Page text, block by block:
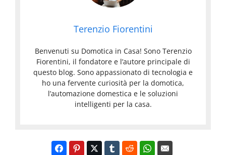
Terenzio Fiorentini
Benvenuti su Domotica in Casa! Sono Terenzio
Fiorentini, il fondatore e l’autore principale di
questo blog. Sono appassionato di tecnologia e
ho una fervente curiosità per la domotica,
l’automazione domestica e le soluzioni
intelligenti per la casa.